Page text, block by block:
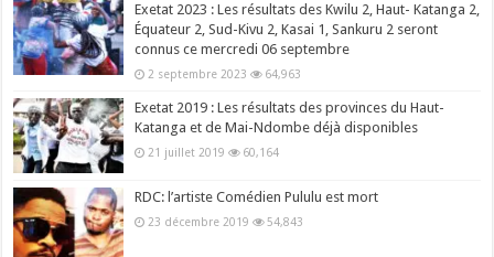
Exetat 2023 : Les résultats des Kwilu 2, Haut- Katanga 2,
Équateur 2, Sud-Kivu 2, Kasai 1, Sankuru 2 seront
connus ce mercredi 06 septembre
2 septembre 2023 64,963
Exetat 2019 : Les résultats des provinces du Haut-
Katanga et de Mai-Ndombe déjà disponibles
21 juillet 2019 60,164
RDC: l’artiste Comédien Pululu est mort
23 décembre 2019 54,843